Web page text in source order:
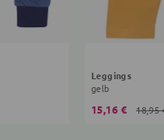
Leggings
gelb
15,16 € 18,95